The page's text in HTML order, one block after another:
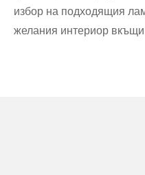
избор на подходящия
желания интериор